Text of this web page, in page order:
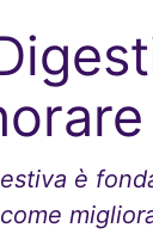
è